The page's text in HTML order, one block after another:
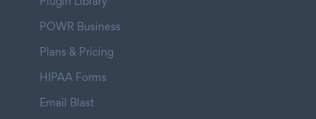
POWR Business
Plans & Pricing
HIPAA Forms
Email Blast